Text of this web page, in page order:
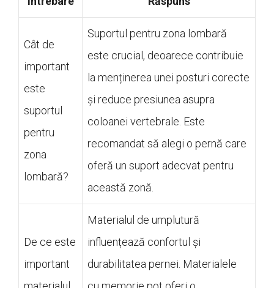
Cât de
important
este
suportul
pentru
zona
lombară?
Suportul pentru zona lombară
este crucial, deoarece contribuie
la menținerea unei posturi corecte
și reduce presiunea asupra
coloanei vertebrale. Este
recomandat să alegi o pernă care
oferă un suport adecvat pentru
această zonă.
De ce este
important
Materialul de umplutură
influențează confortul și
durabilitatea pernei. Materialele